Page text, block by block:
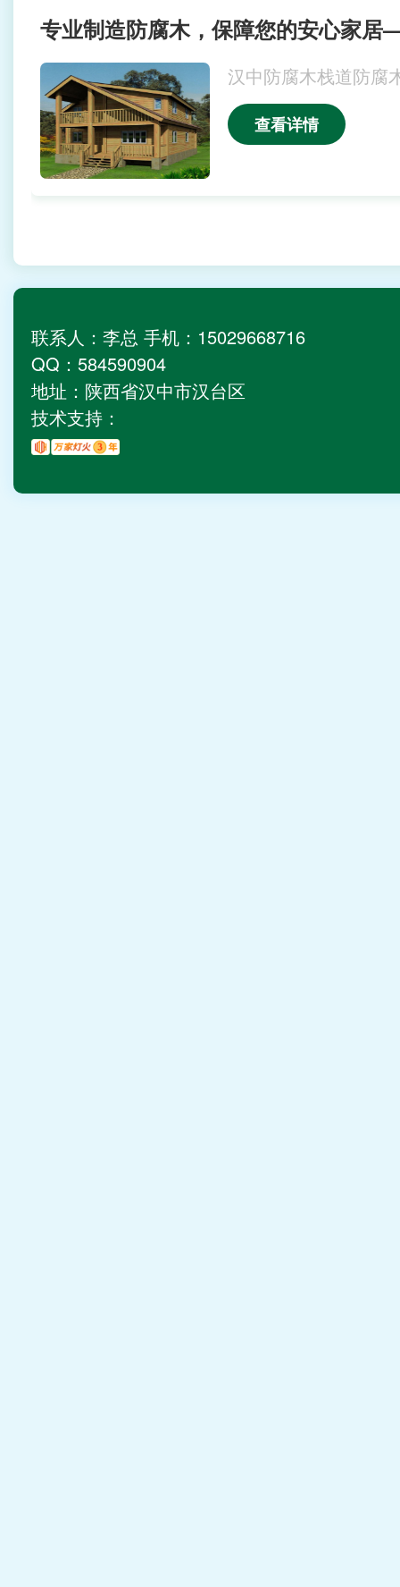
汉中防腐木栈道防
查看详情
联系人：李总 手机：15029668716
QQ：584590904
地址：陕西省汉中市汉台区
技术支持：